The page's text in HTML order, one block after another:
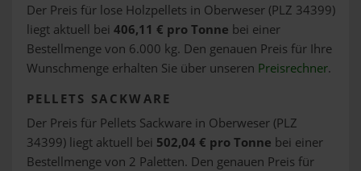
Der Preis für lose Holzpellets in Oberweser (PLZ 34399)
liegt aktuell bei 406,11 € pro Tonne bei einer
Bestellmenge von 6.000 kg. Den genauen Preis für Ihre
Wunschmenge erhalten Sie über unseren Preisrechner.
PELLETS SACKWARE
Der Preis für Pellets Sackware in Oberweser (PLZ
34399) liegt aktuell bei 502,04 € pro Tonne bei einer
Bestellmenge von 2 Paletten. Den genauen Preis für